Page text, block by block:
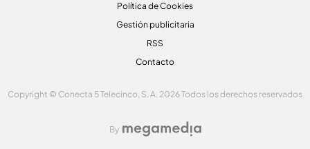
Política de Cookies
Gestión publicitaria
RSS
Contacto
Copyright © Conecta 5 Telecinco, S. A. 2026 Todos los derechos reservados
By